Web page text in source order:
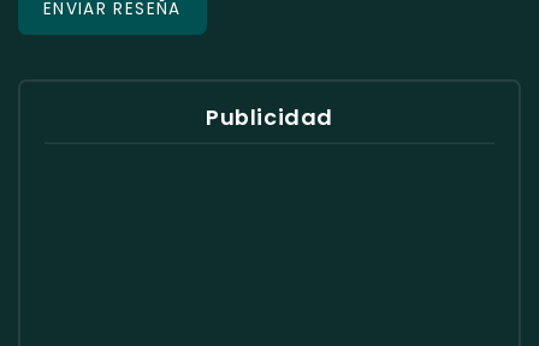
Publicidad